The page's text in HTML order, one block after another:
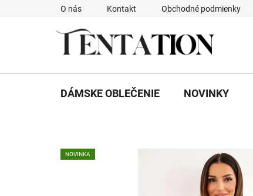
O nás Kontakt Obchodné podmienky
DÁMSKE OBLEČENIE NOVINKY
NOVINKA